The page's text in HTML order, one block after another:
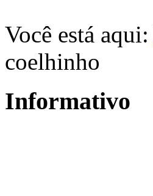
Você está aqui:
coelhinho
Informativo